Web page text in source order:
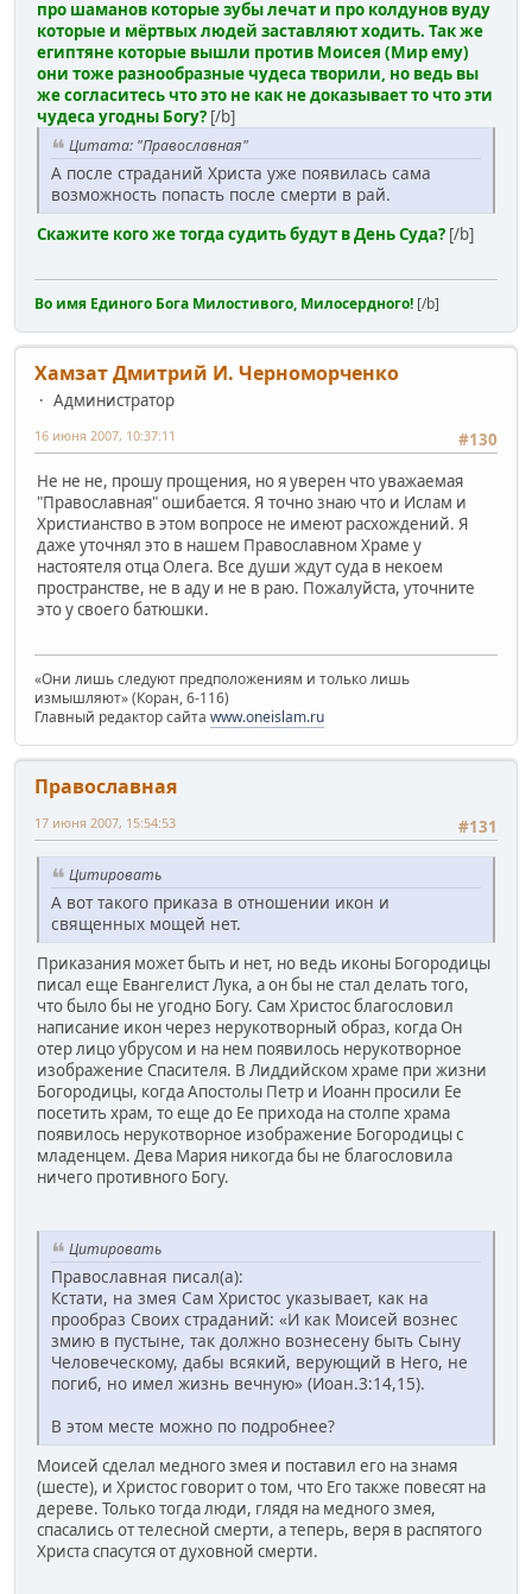
про шаманов которые зубы лечат и про колдунов вуду
которые и мёртвых людей заставляют ходить. Так же
египтяне которые вышли против Моисея (Мир ему)
они тоже разнообразные чудеса творили, но ведь вы
же согласитесь что это не как не доказывает то что эти
чудеса угодны Богу? [/b]
Цитата: "Православная"
А после страданий Христа уже появилась сама
возможность попасть после смерти в рай.
Скажите кого же тогда судить будут в День Суда? [/b]
Во имя Единого Бога Милостивого, Милосердного! [/b]
Хамзат Дмитрий И. Черноморченко
Администратор
#130
16 июня 2007, 10:37:11
Не не не, прошу прощения, но я уверен что уважаемая
"Православная" ошибается. Я точно знаю что и Ислам и
Христианство в этом вопросе не имеют расхождений. Я
даже уточнял это в нашем Православном Храме у
настоятеля отца Олега. Все души ждут суда в некоем
пространстве, не в аду и не в раю. Пожалуйста, уточните
это у своего батюшки.
«Они лишь следуют предположениям и только лишь
измышляют» (Коран, 6-116)
Главный редактор сайта www.oneislam.ru
Православная
#131
17 июня 2007, 15:54:53
Цитировать
А вот такого приказа в отношении икон и
священных мощей нет.
Приказания может быть и нет, но ведь иконы Богородицы
писал еще Евангелист Лука, а он бы не стал делать того,
что было бы не угодно Богу. Сам Христос благословил
написание икон через нерукотворный образ, когда Он
отер лицо убрусом и на нем появилось нерукотворное
изображение Спасителя. В Лиддийском храме при жизни
Богородицы, когда Апостолы Петр и Иоанн просили Ее
посетить храм, то еще до Ее прихода на столпе храма
появилось нерукотворное изображение Богородицы с
младенцем. Дева Мария никогда бы не благословила
ничего противного Богу.
Цитировать
Православная писал(а):
Кстати, на змея Сам Христос указывает, как на
прообраз Своих страданий: «И как Моисей вознес
змию в пустыне, так должно вознесену быть Сыну
Человеческому, дабы всякий, верующий в Него, не
погиб, но имел жизнь вечную» (Иоан.3:14,15).
В этом месте можно по подробнее?
Моисей сделал медного змея и поставил его на знамя
(шесте), и Христос говорит о том, что Его также повесят на
дереве. Только тогда люди, глядя на медного змея,
спасались от телесной смерти, а теперь, веря в распятого
Христа спасутся от духовной смерти.